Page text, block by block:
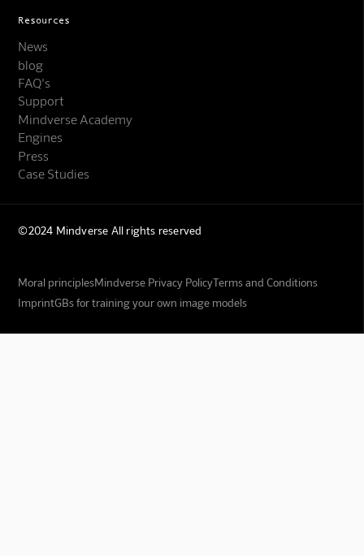
Resources
News
blog
FAQ's
Support
Mindverse Academy
Engines
Press
Case Studies
©2024 Mindverse All rights reserved
Moral principlesMindverse Privacy PolicyTerms and Conditions
ImprintGBs for training your own image models